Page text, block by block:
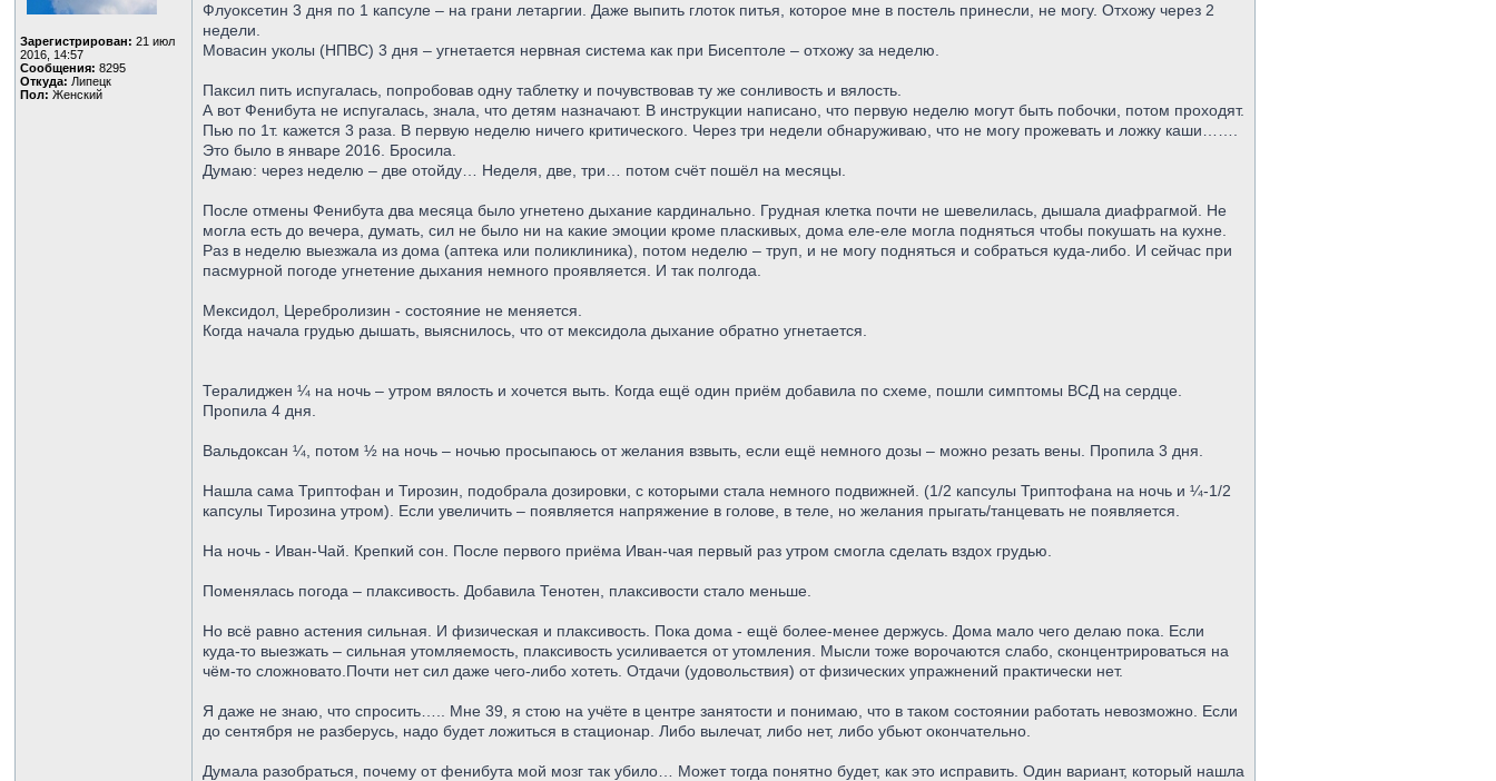
Зарегистрирован: 21 июл
2016, 14:57
Сообщения: 8295
Откуда: Липецк
Пол: Женский
Флуоксетин 3 дня по 1 капсуле – на грани летаргии. Даже выпить глоток питья, которое мне в постель принесли, не могу. Отхожу через 2
недели.
Мовасин уколы (НПВС) 3 дня – угнетается нервная система как при Бисептоле – отхожу за неделю.
Паксил пить испугалась, попробовав одну таблетку и почувствовав ту же сонливость и вялость.
А вот Фенибута не испугалась, знала, что детям назначают. В инструкции написано, что первую неделю могут быть побочки, потом проходят.
Пью по 1т. кажется 3 раза. В первую неделю ничего критического. Через три недели обнаруживаю, что не могу прожевать и ложку каши…….
Это было в январе 2016. Бросила.
Думаю: через неделю – две отойду… Неделя, две, три… потом счёт пошёл на месяцы.
После отмены Фенибута два месяца было угнетено дыхание кардинально. Грудная клетка почти не шевелилась, дышала диафрагмой. Не
могла есть до вечера, думать, сил не было ни на какие эмоции кроме пласкивых, дома еле-еле могла подняться чтобы покушать на кухне.
Раз в неделю выезжала из дома (аптека или поликлиника), потом неделю – труп, и не могу подняться и собраться куда-либо. И сейчас при
пасмурной погоде угнетение дыхания немного проявляется. И так полгода.
Мексидол, Церебролизин - состояние не меняется.
Когда начала грудью дышать, выяснилось, что от мексидола дыхание обратно угнетается.
Тералиджен ¼ на ночь – утром вялость и хочется выть. Когда ещё один приём добавила по схеме, пошли симптомы ВСД на сердце.
Пропила 4 дня.
Вальдоксан ¼, потом ½ на ночь – ночью просыпаюсь от желания взвыть, если ещё немного дозы – можно резать вены. Пропила 3 дня.
Нашла сама Триптофан и Тирозин, подобрала дозировки, с которыми стала немного подвижней. (1/2 капсулы Триптофана на ночь и ¼-1/2
капсулы Тирозина утром). Если увеличить – появляется напряжение в голове, в теле, но желания прыгать/танцевать не появляется.
На ночь - Иван-Чай. Крепкий сон. После первого приёма Иван-чая первый раз утром смогла сделать вздох грудью.
Поменялась погода – плаксивость. Добавила Тенотен, плаксивости стало меньше.
Но всё равно астения сильная. И физическая и плаксивость. Пока дома - ещё более-менее держусь. Дома мало чего делаю пока. Если
куда-то выезжать – сильная утомляемость, плаксивость усиливается от утомления. Мысли тоже ворочаются слабо, сконцентрироваться на
чём-то сложновато.Почти нет сил даже чего-либо хотеть. Отдачи (удовольствия) от физических упражнений практически нет.
Я даже не знаю, что спросить….. Мне 39, я стою на учёте в центре занятости и понимаю, что в таком состоянии работать невозможно. Если
до сентября не разберусь, надо будет ложиться в стационар. Либо вылечат, либо нет, либо убьют окончательно.
Думала разобраться, почему от фенибута мой мозг так убило… Может тогда понятно будет, как это исправить. Один вариант, который нашла